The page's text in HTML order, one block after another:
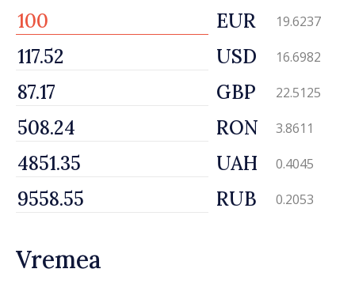
EUR 19.6237
USD 16.6982
GBP 22.5125
RON 3.8611
UAH 0.4045
RUB 0.2053
Vremea